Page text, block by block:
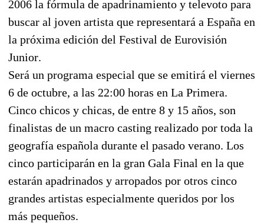
2006 la fórmula de apadrinamiento y televoto para
buscar al joven artista que representará a España en
la próxima edición del Festival de Eurovisión
Junior.
Será un programa especial que se emitirá el viernes
6 de octubre, a las 22:00 horas en La Primera.
Cinco chicos y chicas, de entre 8 y 15 años, son
finalistas de un macro casting realizado por toda la
geografía española durante el pasado verano. Los
cinco participarán en la gran Gala Final en la que
estarán apadrinados y arropados por otros cinco
grandes artistas especialmente queridos por los
más pequeños.